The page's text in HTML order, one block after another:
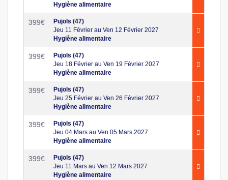
Hygiène alimentaire
399€
Pujols (47)
Jeu 11 Février au Ven 12 Février 2027
Hygiène alimentaire
399€
Pujols (47)
Jeu 18 Février au Ven 19 Février 2027
Hygiène alimentaire
399€
Pujols (47)
Jeu 25 Février au Ven 26 Février 2027
Hygiène alimentaire
399€
Pujols (47)
Jeu 04 Mars au Ven 05 Mars 2027
Hygiène alimentaire
399€
Pujols (47)
Jeu 11 Mars au Ven 12 Mars 2027
Hygiène alimentaire